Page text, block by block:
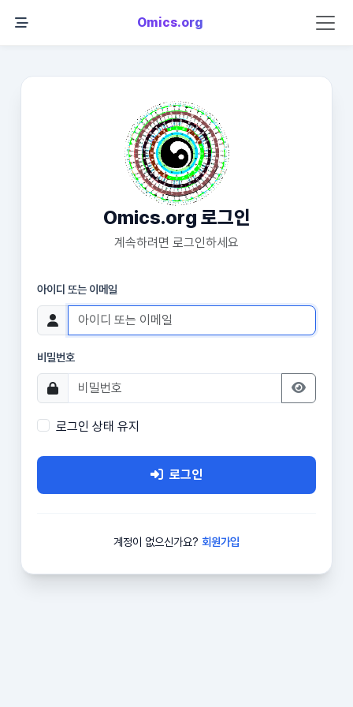
Omics.org
Omics.org 로그인
계속하려면 로그인하세요
아이디 또는 이메일
비밀번호
로그인 상태 유지
로그인
계정이 없으신가요? 회원가입